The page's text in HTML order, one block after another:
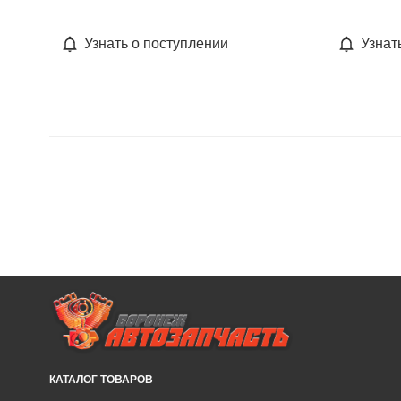
Узнать о поступлении
КАТАЛОГ ТОВАРОВ